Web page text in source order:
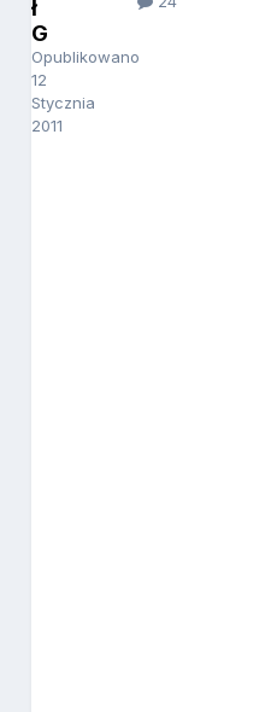
ł
G
Opublikowano
12
Stycznia
2011